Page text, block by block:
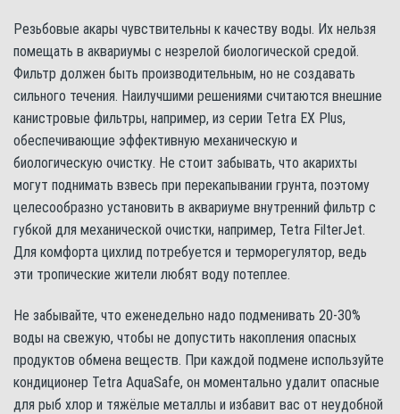
Резьбовые акары чувствительны к качеству воды. Их нельзя
помещать в аквариумы с незрелой биологической средой.
Фильтр должен быть производительным, но не создавать
сильного течения. Наилучшими решениями считаются внешние
канистровые фильтры, например, из серии Tetra EX Plus,
обеспечивающие эффективную механическую и
биологическую очистку. Не стоит забывать, что акарихты
могут поднимать взвесь при перекапывании грунта, поэтому
целесообразно установить в аквариуме внутренний фильтр с
губкой для механической очистки, например, Tetra FilterJet.
Для комфорта цихлид потребуется и терморегулятор, ведь
эти тропические жители любят воду потеплее.
Не забывайте, что еженедельно надо подменивать 20-30%
воды на свежую, чтобы не допустить накопления опасных
продуктов обмена веществ. При каждой подмене используйте
кондиционер Tetra AquaSafe, он моментально удалит опасные
для рыб хлор и тяжёлые металлы и избавит вас от неудобной